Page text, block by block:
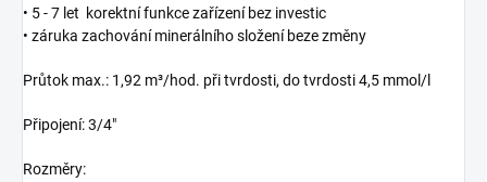
• 5 - 7 let korektní funkce zařízení bez investic
• záruka zachování minerálního složení beze změny
Průtok max.: 1,92 m³/hod. při tvrdosti, do tvrdosti 4,5 mmol/l
Připojení: 3/4"
Rozměry: